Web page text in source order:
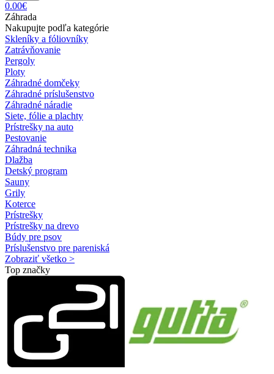
0.00€
Záhrada
Nakupujte podľa kategórie
Skleníky a fóliovníky
Zatrávňovanie
Pergoly
Ploty
Záhradné domčeky
Záhradné príslušenstvo
Záhradné náradie
Siete, fólie a plachty
Prístrešky na auto
Pestovanie
Záhradná technika
Dlažba
Detský program
Sauny
Grily
Koterce
Prístrešky
Prístrešky na drevo
Búdy pre psov
Príslušenstvo pre pareniská
Zobraziť všetko >
Top značky